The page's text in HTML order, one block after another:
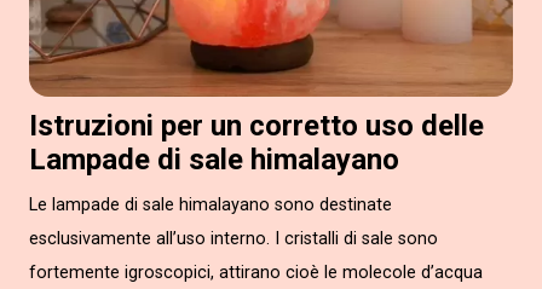
Istruzioni per un corretto uso delle
Lampade di sale himalayano
Le lampade di sale himalayano sono destinate
esclusivamente all’uso interno. I cristalli di sale sono
fortemente igroscopici, attirano cioè le molecole d’acqua